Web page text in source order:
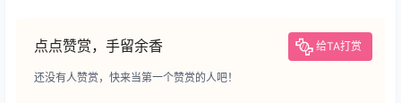
点点赞赏，手留余香 给TA打赏
还没有人赞赏，快来当第一个赞赏的人吧！